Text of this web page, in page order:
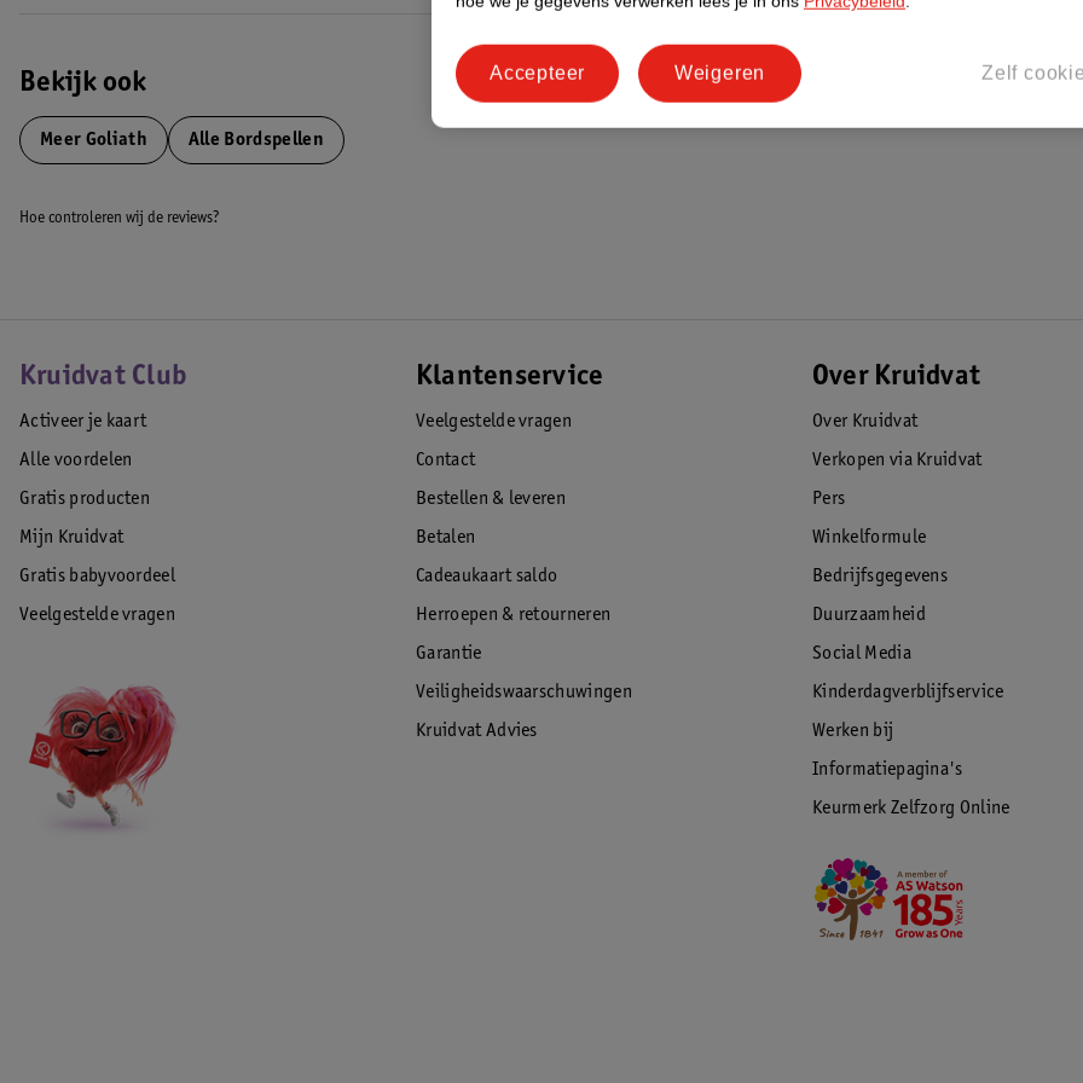
Bekijk ook
Meer Goliath Alle Bordspellen
Hoe controleren wij de reviews?
Kruidvat Club
Activeer je kaart
Alle voordelen
Gratis producten
Mijn Kruidvat
Gratis babyvoordeel
Veelgestelde vragen
Klantenservice
Veelgestelde vragen
Contact
Bestellen & leveren
Betalen
Cadeaukaart saldo
Herroepen & retourneren
Garantie
Veiligheidswaarschuwingen
Kruidvat Advies
Over Kruidvat
Over Kruidvat
Verkopen via Kruidvat
Pers
Winkelformule
Bedrijfsgegevens
Duurzaamheid
Social Media
Kinderdagverblijfservice
Werken bij
Informatiepagina's
Keurmerk Zelfzorg Online
Zelf
Weigeren
Accepteer